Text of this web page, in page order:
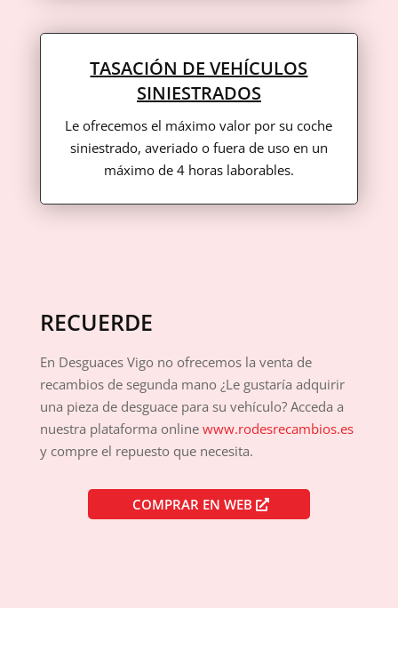
TASACIÓN DE VEHÍCULOS
SINIESTRADOS
Le ofrecemos el máximo valor por su coche
siniestrado, averiado o fuera de uso en un
máximo de 4 horas laborables.
RECUERDE
En Desguaces Vigo no ofrecemos la venta de
recambios de segunda mano ¿Le gustaría adquirir
una pieza de desguace para su vehículo? Acceda a
nuestra plataforma online www.rodesrecambios.es
y compre el repuesto que necesita.
COMPRAR EN WEB